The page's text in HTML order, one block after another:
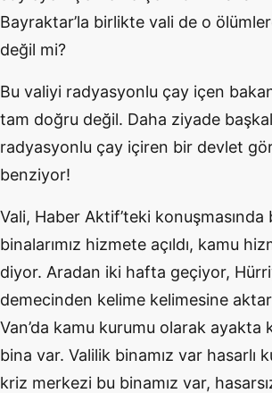
Bayraktar’la birlikte vali de o
değil mi?
Bu valiyi radyasyonlu çay içen
tam doğru değil. Daha ziyade
radyasyonlu çay içiren bir devlet
benziyor!
Vali, Haber Aktif’teki konuşmasında
binalarımız hizmete açıldı, kamu
diyor. Aradan iki hafta geçiyor,
demecinden kelime kelimesine
Van’da kamu kurumu olarak ayakta
bina var. Valilik binamız var hasarlı
kriz merkezi bu binamız var,